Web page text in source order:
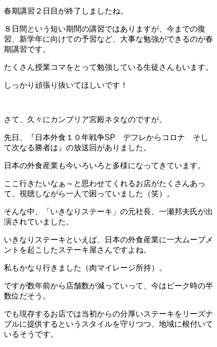
新
日
時
春期講習２日目が終了しましたね。
８日間という短い期間の講習ではありますが、今までの復
習、新学年に向けての予習など、大事な勉強ができるのが春
期講習です。
たくさん授業コマをとって勉強している生徒さんもいます。
しっかり頑張り抜いてほしいです！
さて、久々にカンブリア宮殿ネタなのですが。
先日、『日本外食１０年戦争SP デフレからコロナ そし
て次なる勝者は』の放送回がありました。
日本の外食産業も今いろいろと多様になってきています。
ここ行きたいなぁ～と思わせてくれるお店がたくさんあっ
て、視聴しながら一人で困っていました（笑）。
そんな中、「いきなりステーキ」の元社長、一瀬邦夫氏が出
演されていました。
いきなりステーキといえば、日本の外食産業に一大ムーブメ
ントを起こしたステーキ屋さんですよね。
私もかなり行きました（肉マイレージ所持）。
ですが数年前から店舗数が減っていって、今はピーク時の半
数位だそう。
でも現存するお店では当初からの分厚いステーキをリーズナ
ブルに提供するというスタイルを守りつつ、地域に根付いて
いるそうです。